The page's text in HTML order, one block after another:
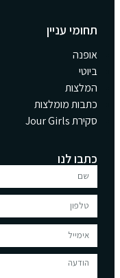
תחומי עניין
אופנה
ביוטי
המלצות
כתבות מומלצות
סקירת Jour Girls
כתבו לנו